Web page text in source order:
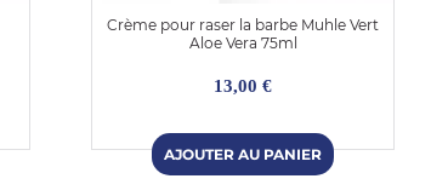
Crème pour raser la barbe Muhle Vert
Aloe Vera 75ml
13,00 €